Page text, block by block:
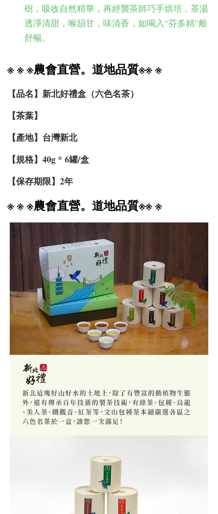
樹，吸收自然精華，再經襲茶師巧手烘培，茶湯
透淨清甜，喉韻甘，味清香，如喝入“芬多精”般
舒暢。
※※※農會直營。道地品質※※※
【品名】新北好禮盒（六色名茶）
【茶葉】
【產地】台灣新北
【規格】40g * 6罐/盒
【保存期限】2年
※※※農會直營。道地品質※※※